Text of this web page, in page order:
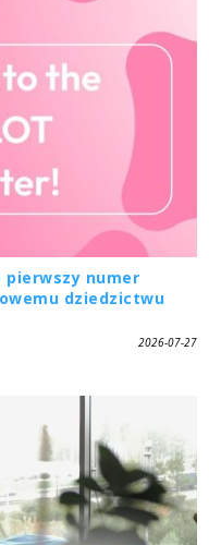
pierwszy numer
dziedzictwu
2026-07-27